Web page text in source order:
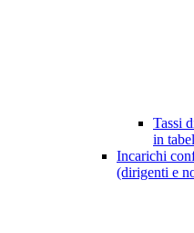
Tassi
in
Incarichi
(dirigenti e